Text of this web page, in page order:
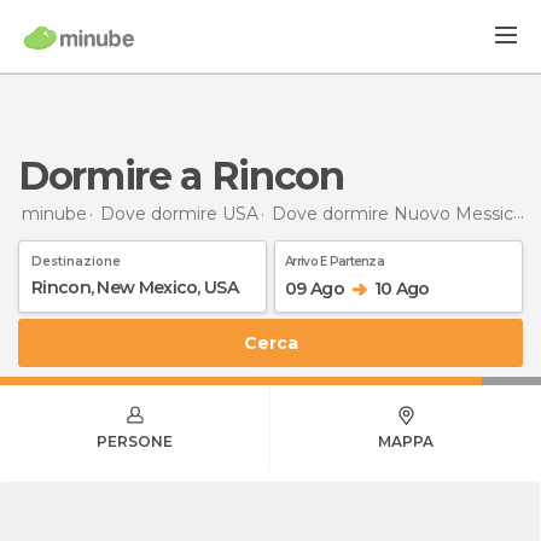
Dormire a Rincon
minube Dove dormire USA Dove dormire Nuovo Messico
Destinazione Arrivo E Partenza
09 Ago 10 Ago
Cerca
PERSONE MAPPA